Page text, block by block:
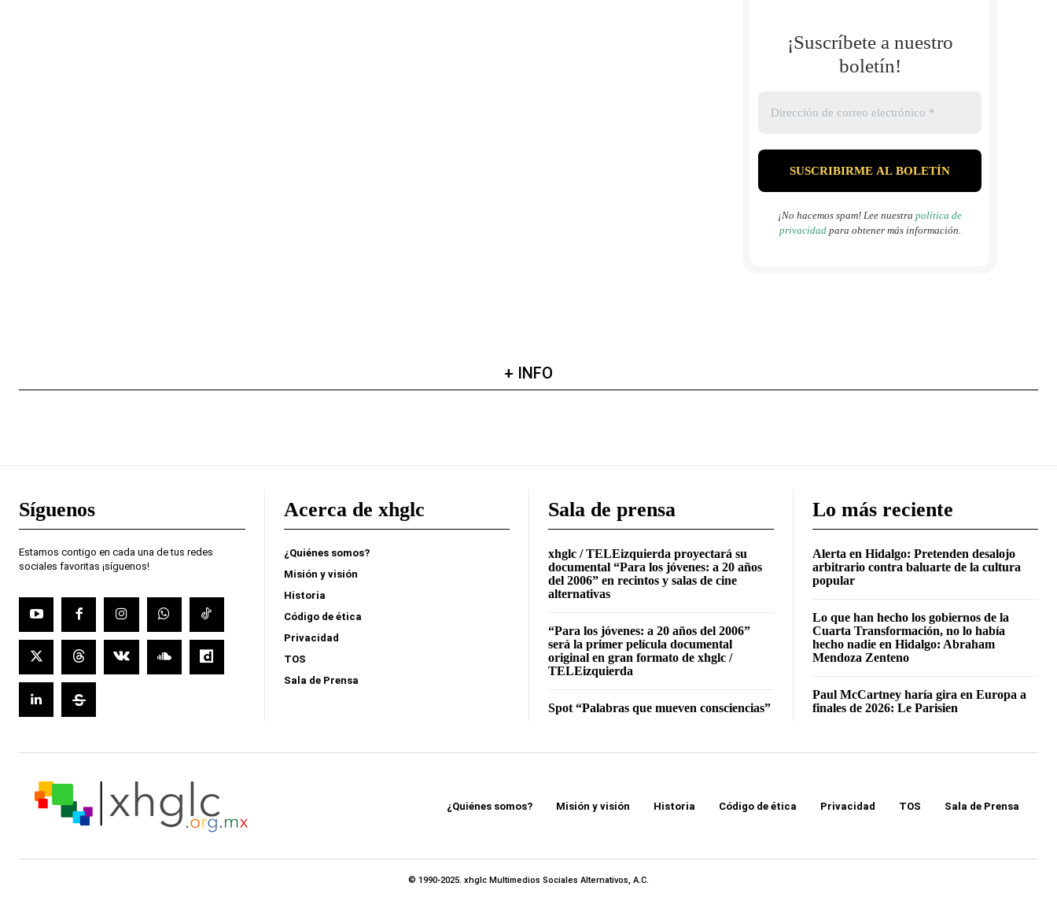
¡Suscríbete a nuestro
boletín!
¡No hacemos spam! Lee nuestra política de
privacidadpara obtener más información.
+ INFO
Síguenos
Estamos contigo en cada una de tus redes
sociales favoritas ¡síguenos!
Acerca de xhglc
¿Quiénes somos?
Misión y visión
Historia
Código de ética
Privacidad
TOS
Sala de Prensa
Sala de prensa
xhglc / TELEizquierda proyectará su
documental “Para los jóvenes: a 20 años
del 2006” en recintos y salas de cine
alternativas
“Para los jóvenes: a 20 años del 2006”
será la primer película documental
original en gran formato de xhglc /
TELEizquierda
Spot “Palabras que mueven consciencias”
Lo más reciente
Alerta en Hidalgo: Pretenden desalojo
arbitrario contra baluarte de la cultura
popular
Lo que han hecho los gobiernos de la
Cuarta Transformación, no lo había
hecho nadie en Hidalgo: Abraham
Mendoza Zenteno
Paul McCartney haría gira en Europa a
finales de 2026: Le Parisien
¿Quiénes somos? Misión y visión Historia Código de ética Privacidad TOS Sala de Prensa
© 1990-2025. xhglc Multimedios Sociales Alternativos, A.C.